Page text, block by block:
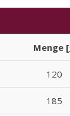
Menge
120
185